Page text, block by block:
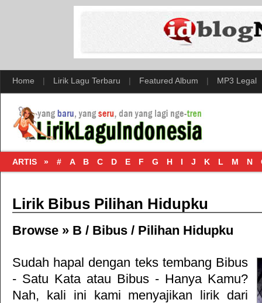
Home | Lirik Lagu Terbaru | Featured Album | MP3 Legal
ARTIS » # A B C D E F G H I J K L M N
Lirik Bibus Pilihan Hidupku
Browse » B / Bibus / Pilihan Hidupku
Sudah hapal dengan teks tembang Bibus
- Satu Kata atau Bibus - Hanya Kamu?
Nah, kali ini kami menyajikan lirik dari